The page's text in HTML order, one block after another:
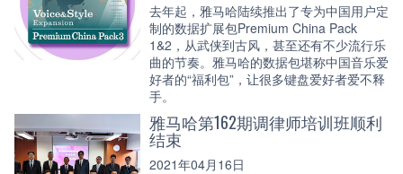
去年起，雅马哈陆续推出了专为中国用户定
制的数据扩展包Premium China Pack
1&2，从武侠到古风，甚至还有不少流行乐
曲的节奏。雅马哈的数据包堪称中国音乐爱
好者的“福利包”，让很多键盘爱好者爱不释
手。
雅马哈第162期调律师培训班顺利
结束
2021年04月16日